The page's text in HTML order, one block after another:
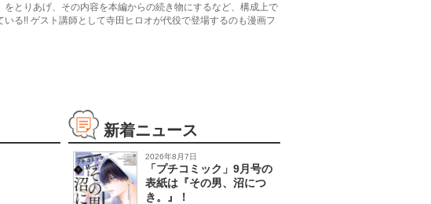
とりあげ、その内容を本編からの続き物にするなど、構成上で
る!! ゲスト講師として寺田ヒロオが代役で登場するのも漫画フ
新着ニュース
2026年8月7日
「プチコミック」9月号の
表紙は『その男、沼につ
き。』！